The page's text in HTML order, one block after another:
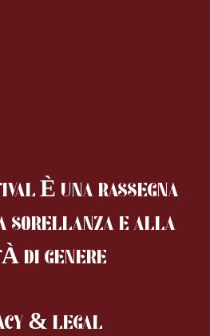
È UNA RASSEGNA
SORELLANZAE ALLA
DI GENERE
& LEGAL